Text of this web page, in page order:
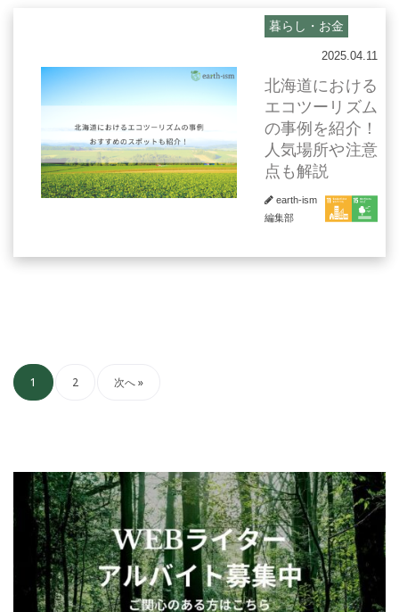
暮らし・お金
2025.04.11
北海道における
エコツーリズム
の事例を紹介！
人気場所や注意
点も解説
earth-ism
編集部
1 2 次へ »